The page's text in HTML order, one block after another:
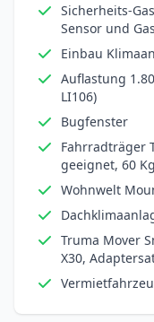
Sicherheits-
Sensor und
Einbau
Auflastung
LI106)
Bugfenster
Fahrradträger
geeignet, 60
Wohnwelt
Truma Mover
X30,